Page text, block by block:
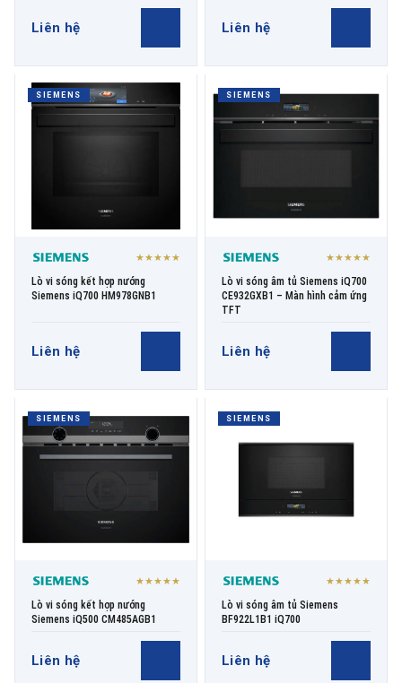
Liên hệ Liên hệ
SIEMENS
★★★★★
Lò vi sóng kết hợp nướng
Siemens iQ700 HM978GNB1
Liên hệ
SIEMENS
★★★★★
Lò vi sóng âm tủ Siemens iQ700
CE932GXB1 – Màn hình cảm ứng
TFT
Liên hệ
SIEMENS
★★★★★
Lò vi sóng kết hợp nướng
Siemens iQ500 CM485AGB1
Liên hệ
SIEMENS
★★★★★
Lò vi sóng âm tủ Siemens
BF922L1B1 iQ700
Liên hệ